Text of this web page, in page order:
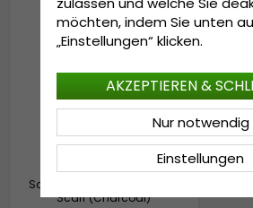
Schals - Gårda Stripe Wool
Scarf (Charcoal)
möchten, indem Sie unten
„Einstellungen“ klicken.
Einstellungen
Nur notwendig
AKZEPTIEREN &